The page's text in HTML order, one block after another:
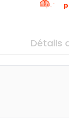
Détails